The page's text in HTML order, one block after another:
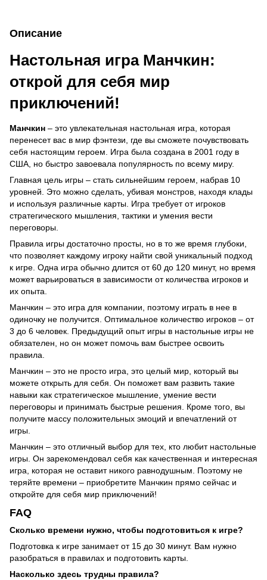
Описание
Настольная игра Манчкин:
открой для себя мир
приключений!
Манчкин – это увлекательная настольная игра, которая
перенесет вас в мир фэнтези, где вы сможете почувствовать
себя настоящим героем. Игра была создана в 2001 году в
США, но быстро завоевала популярность по всему миру.
Главная цель игры – стать сильнейшим героем, набрав 10
уровней. Это можно сделать, убивая монстров, находя клады
и используя различные карты. Игра требует от игроков
стратегического мышления, тактики и умения вести
переговоры.
Правила игры достаточно просты, но в то же время глубоки,
что позволяет каждому игроку найти свой уникальный подход
к игре. Одна игра обычно длится от 60 до 120 минут, но время
может варьироваться в зависимости от количества игроков и
их опыта.
Манчкин – это игра для компании, поэтому играть в нее в
одиночку не получится. Оптимальное количество игроков – от
3 до 6 человек. Предыдущий опыт игры в настольные игры не
обязателен, но он может помочь вам быстрее освоить
правила.
Манчкин – это не просто игра, это целый мир, который вы
можете открыть для себя. Он поможет вам развить такие
навыки как стратегическое мышление, умение вести
переговоры и принимать быстрые решения. Кроме того, вы
получите массу положительных эмоций и впечатлений от
игры.
Манчкин – это отличный выбор для тех, кто любит настольные
игры. Он зарекомендовал себя как качественная и интересная
игра, которая не оставит никого равнодушным. Поэтому не
теряйте времени – приобретите Манчкин прямо сейчас и
откройте для себя мир приключений!
FAQ
Сколько времени нужно, чтобы подготовиться к игре?
Подготовка к игре занимает от 15 до 30 минут. Вам нужно
разобраться в правилах и подготовить карты.
Насколько здесь трудны правила?